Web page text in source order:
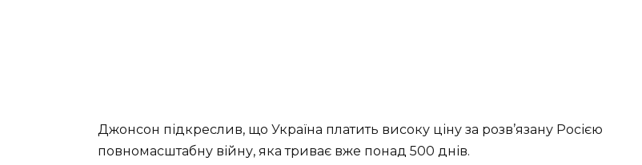
Джонсон підкреслив, що Україна платить високу ціну за розв’язану Росією
повномасштабну війну, яка триває вже понад 500 днів.